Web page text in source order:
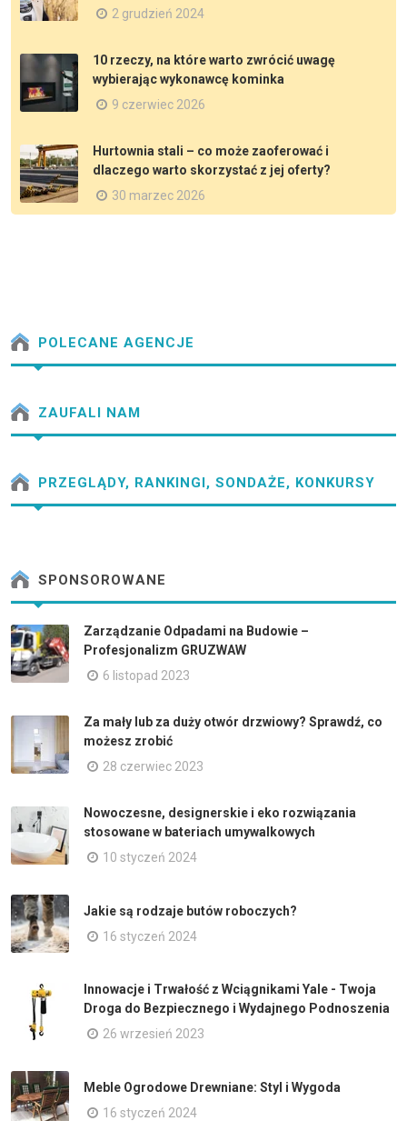
2 grudzień 2024
10 rzeczy, na które warto zwrócić uwagę
wybierając wykonawcę kominka
9 czerwiec 2026
Hurtownia stali – co może zaoferować i
dlaczego warto skorzystać z jej oferty?
30 marzec 2026
POLECANE AGENCJE
ZAUFALI NAM
PRZEGLĄDY, RANKINGI, SONDAŻE, KONKURSY
SPONSOROWANE
Zarządzanie Odpadami na Budowie –
Profesjonalizm GRUZWAW
6 listopad 2023
Za mały lub za duży otwór drzwiowy? Sprawdź, co
możesz zrobić
28 czerwiec 2023
Nowoczesne, designerskie i eko rozwiązania
stosowane w bateriach umywalkowych
10 styczeń 2024
Jakie są rodzaje butów roboczych?
16 styczeń 2024
Innowacje i Trwałość z Wciągnikami Yale - Twoja
Droga do Bezpiecznego i Wydajnego Podnoszenia
26 wrzesień 2023
Meble Ogrodowe Drewniane: Styl i Wygoda
16 styczeń 2024